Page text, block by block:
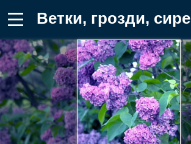
Ветки, грозди, сирень, гроздья Фотография